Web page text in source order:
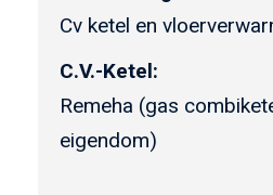
Cv ketel en
C.V.-Ketel:
Remeha (gas
eigendom)